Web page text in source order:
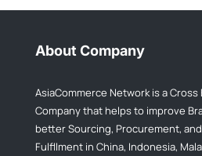
About Company
AsiaCommerce Network is a
Company that helps to improve
better Sourcing, Procurement,
Fulfllment in China, Indonesia,